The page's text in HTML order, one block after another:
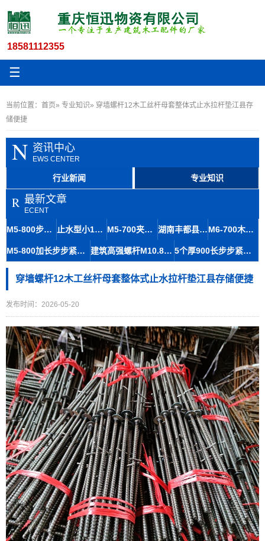
18581112355
☰
当前位置： 首页» 专业知识» 穿墙螺杆12木工丝杆母套整体式止水拉杆垫江县存
储便捷
N 资讯中心
EWS CENTER
行业新闻 专业知识
R 最新文章
ECENT
M5-800步步紧卡子建筑恒迅建材火钩各类工地适用 止水型小12穿墙丝杠在建筑施工中的体积优势分析 M5-700夹模火钩建筑专用夹具宣恩厂家现货批发规格加工 湖南丰都县国标穿墙丝杆与止水螺杆专业知识简介 M6-700木工火钩与工地步步紧规格定制及厂家选择专业知识
M5-800加长步步紧建筑配件专业生产厂家 建筑高强螺杆M10.8木工夹丝杆定制 穿墙丝杆单体重量轻 5个厚900长步步紧高抗压钢材工地建筑用咸丰厂家直销山型卡
穿墙螺杆12木工丝杆母套整体式止水拉杆垫江县存储便捷
发布时间：2026-05-20